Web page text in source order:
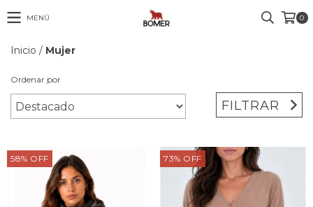
MENÚ 0
Inicio / Mujer
Ordenar por
FILTRAR
58% OFF 73% OFF